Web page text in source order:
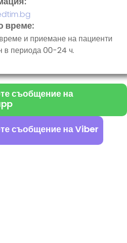
време:
и приемане на пациенти
в периода 00-24 ч.
съобщение на
съобщение на Viber